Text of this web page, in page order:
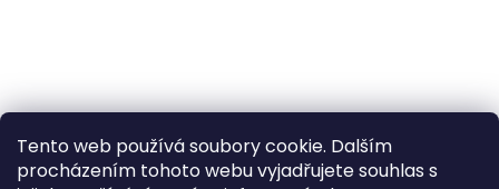
Tento web používá soubory cookie. Dalším
procházením tohoto webu vyjadřujete souhlas s